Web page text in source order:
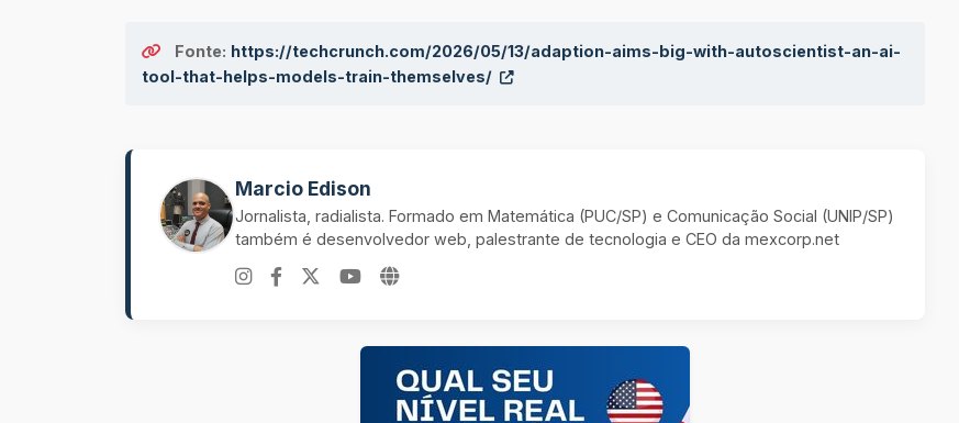
Fonte: https://techcrunch.com/2026/05/13/adaption-aims-big-with-autoscientist-an-ai-
tool-that-helps-models-train-themselves/
Marcio Edison
Jornalista, radialista. Formado em Matemática (PUC/SP) e Comunicação Social (UNIP/SP)
também é desenvolvedor web, palestrante de tecnologia e CEO da mexcorp.net